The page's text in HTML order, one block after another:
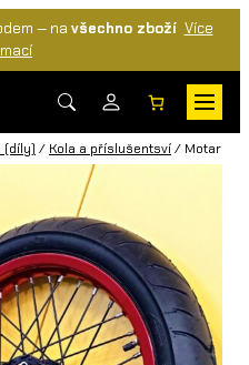
— na všechno zboží Více
(díly) / Kola a příslušentsví/ Motard